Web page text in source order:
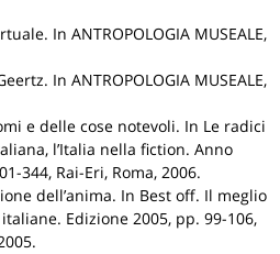
. In ANTROPOLOGIA MUSEALE,
. In ANTROPOLOGIA MUSEALE,
e delle cose notevoli. In Le radici
l’Italia nella fiction. Anno
344, Rai-Eri, Roma, 2006.
dell’anima. In Best off. Il meglio
Edizione 2005, pp. 99-106,